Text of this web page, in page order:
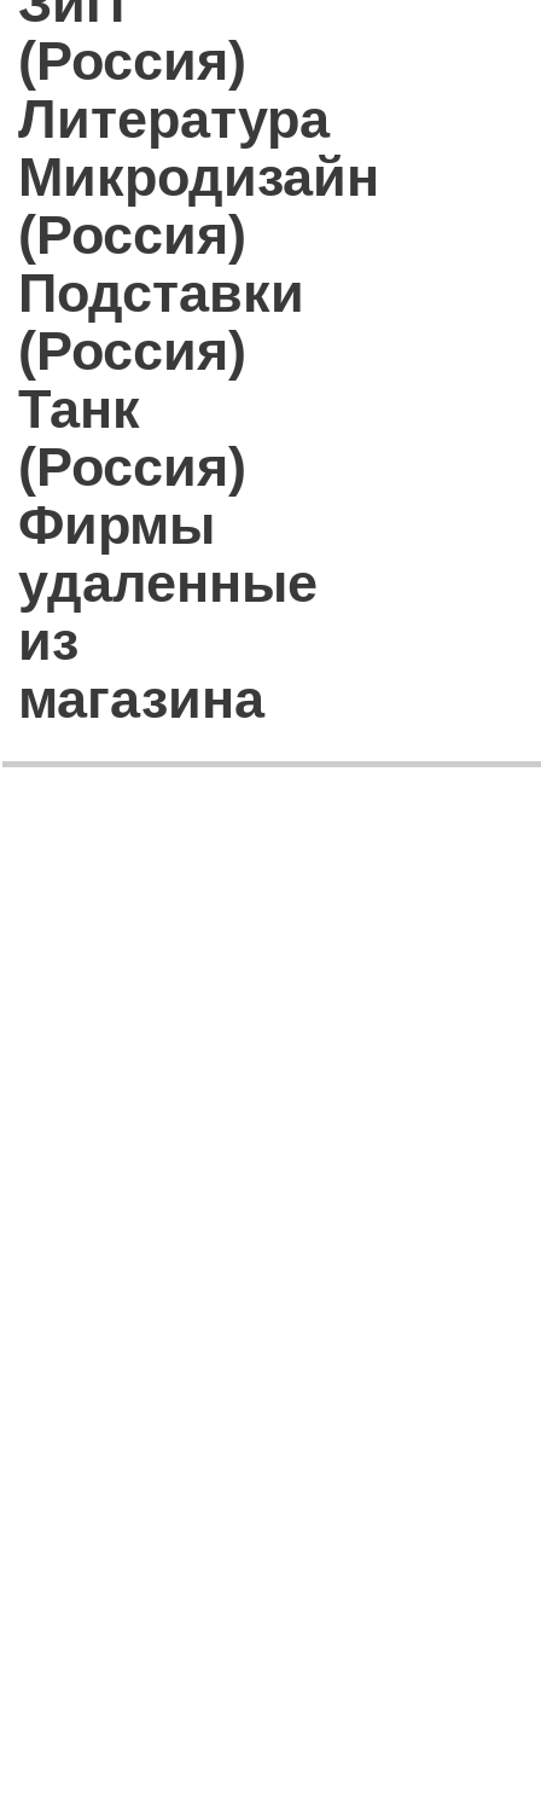
(Россия)
Литература
Микродизайн
(Россия)
Подставки
(Россия)
Танк
(Россия)
Фирмы
удаленные
из
магазина